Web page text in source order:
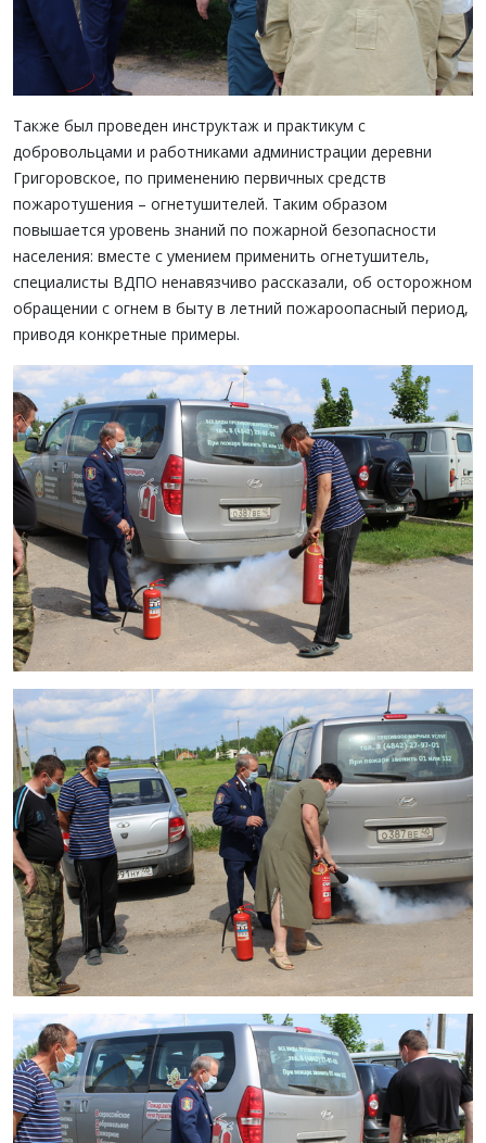
Также был проведен инструктаж и практикум с
добровольцами и работниками администрации деревни
Григоровское, по применению первичных средств
пожаротушения – огнетушителей. Таким образом
повышается уровень знаний по пожарной безопасности
населения: вместе с умением применить огнетушитель,
специалисты ВДПО ненавязчиво рассказали, об осторожном
обращении с огнем в быту в летний пожароопасный период,
приводя конкретные примеры.